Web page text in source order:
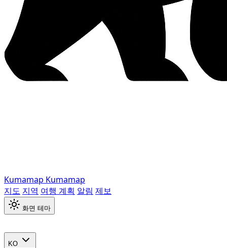
Kumamap Kumamap
지도 지역 여행 계획 알림 제보
화면 테마
KO